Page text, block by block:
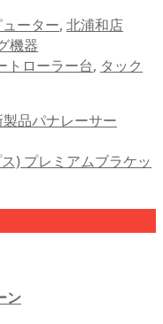
ーター, 北浦和店
機器
トローラー台, タック
品パナレーサー
) プレミアムブラケッ
ン